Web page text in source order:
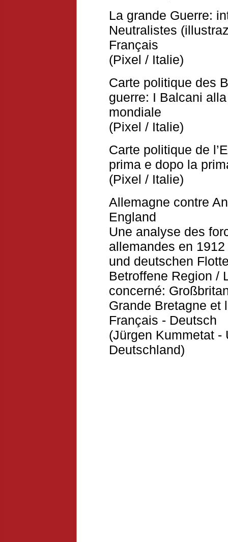
La grande Guerre:
Neutralistes
Français
(Pixel / Italie)
Carte politique des
guerre: I Balcani
mondiale
(Pixel / Italie)
Carte politique de
prima e dopo la
(Pixel / Italie)
Allemagne contre
England
Une analyse des
allemandes en
und deutschen
Betroffene Region /
concerné:
Grande Bretagne et
Français - Deutsch
(Jürgen Kummetat -
Deutschland)